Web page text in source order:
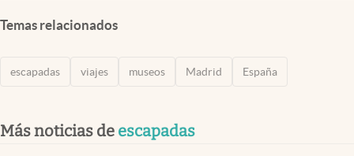
Temas relacionados
escapadas viajes museos Madrid España
Más noticias de escapadas